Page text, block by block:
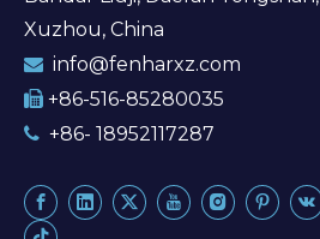
Xuzhou, China
 info@fenharxz.com
 +86-516-85280035
 +86- 18952117287